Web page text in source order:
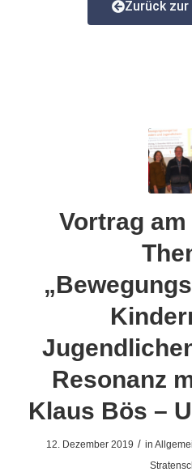
Zurück
Vortrag
Resonanz
Klaus Bös –
12. Dezember 2019 / in